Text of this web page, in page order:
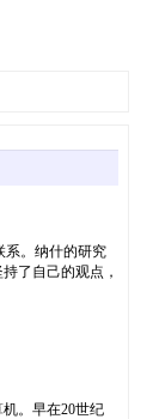
系。纳什的研究
了自己的观点，
。早在20世纪